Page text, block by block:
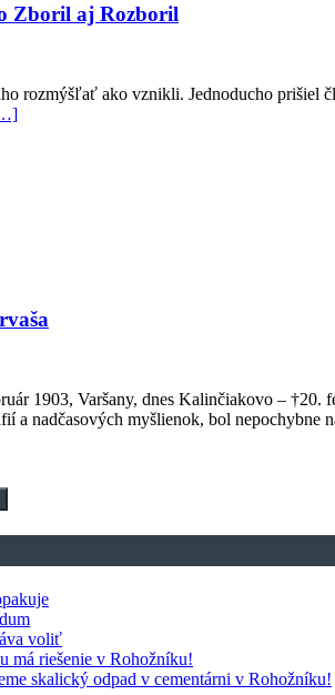
Zboril aj Rozboril
rozmýšľať ako vznikli. Jednoducho
1903, Varšany, dnes Kalinčiakovo – †20.
a nadčasových myšlienok, bol
voliť
má riešenie v Rohožníku!
skalický odpad v cementárni v Rohožníku!